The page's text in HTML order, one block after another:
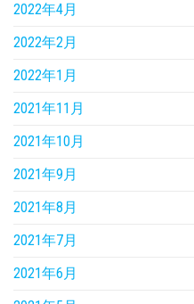
2022年4月
2022年2月
2022年1月
2021年11月
2021年10月
2021年9月
2021年8月
2021年7月
2021年6月